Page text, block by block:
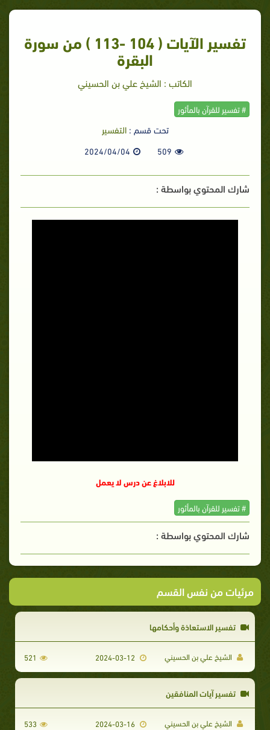
تفسير الآيات ( 104 -113 ) من سورة
البقرة
الكاتب : الشيخ علي بن الحسيني
# تفسير للقرآن بالمأثور
تحت قسم :التفسير
509
2024/04/04
شارك المحتوي بواسطة :
للابلاغ عن درس لا يعمل
# تفسير للقرآن بالمأثور
شارك المحتوي بواسطة :
مرئيات من نفس القسم
تفسير الاستعاذة وأحكامها
الشيخ علي بن الحسيني 521
تفسير آيات المنافقين
الشيخ علي بن الحسيني 533